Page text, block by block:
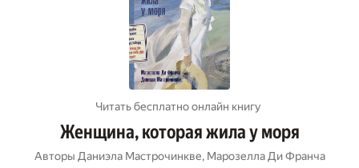
Читать бесплатно онлайн книгу
Женщина, которая жила у моря
Авторы Даниэла Мастрочинкве, Марозелла Ди Франча